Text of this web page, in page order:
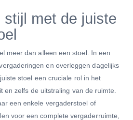
stijl met de juiste
meer dan alleen een stoel. In een
en overleggen dagelijks
stoel een cruciale rol in het
en zelfs de uitstraling van de ruimte.
een enkele vergaderstoel of
voor een complete vergaderruimte,